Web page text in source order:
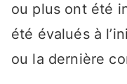
ou plus ont été
été évalués à
ou la dernière